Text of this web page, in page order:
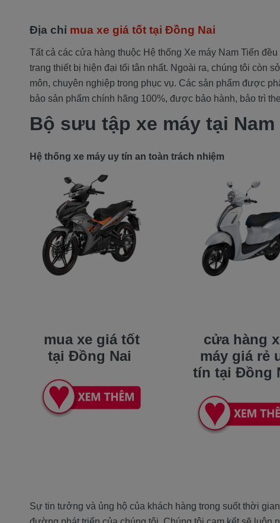
Địa chỉ mua xe giá tốt tại Đồng Nai
Tất cả các cửa hàng thuộc Hệ thống Xe máy Nam Tiến
trang thiết bị hiện đại tối tân nhất. Ngoài ra, chúng tôi còn
môn, chuyên nghiệp trong phục vụ. Các sản phẩm được
bảo sản phẩm chính hãng 100%, được bảo hành, bảo trì
Bộ sưu tập xe máy tại Nam
Hệ thống xe máy uy tín an toàn trách nhiệm
mua xe giá tốt
tại Đồng Nai
cửa hàng
máy giá rẻ
tín tại Đồng
Sự tin tưởng và ủng hộ của khách hàng trong suốt thời